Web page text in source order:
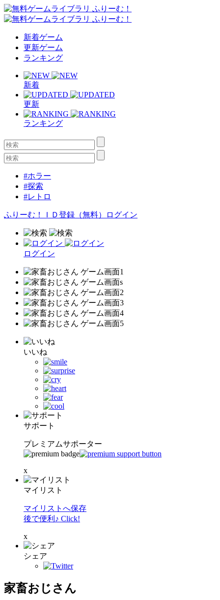
新着ゲーム
更新ゲーム
ランキング
新着
更新
ランキング
#ホラー
#探索
#レトロ
ふりーむ！ＩＤ登録（無料） ログイン
ログイン
いいね
サポート
プレミアムサポーター
x
マイリスト
マイリストへ保存
後で便利♪ Click!
x
シェア
家畜おじさん